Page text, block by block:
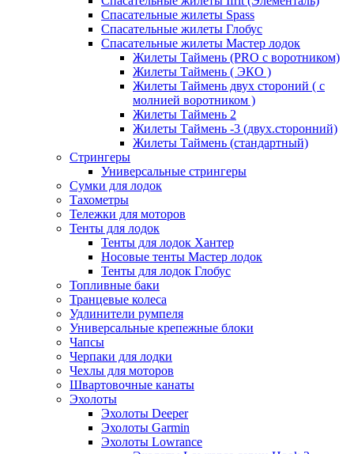
Спасательные жилеты Spass
Спасательные жилеты Глобус
Спасательные жилеты Мастер лодок
Жилеты Таймень (PRO c воротником)
Жилеты Таймень ( ЭКО )
Жилеты Таймень двух стороний ( с
молнией воротником )
Жилеты Таймень 2
Жилеты Таймень -3 (двух.сторонний)
Жилеты Таймень (стандартный)
Стрингеры
Универсальные стрингеры
Сумки для лодок
Тахометры
Тележки для моторов
Тенты для лодок
Тенты для лодок Хантер
Носовые тенты Мастер лодок
Тенты для лодок Глобус
Топливные баки
Транцевые колеса
Удлинители румпеля
Универсальные крепежные блоки
Чапсы
Черпаки для лодки
Чехлы для моторов
Швартовочные канаты
Эхолоты
Эхолоты Deeper
Эхолоты Garmin
Эхолоты Lowrance